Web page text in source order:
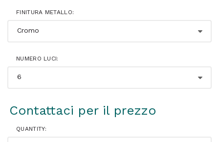
FINITURA METALLO:
NUMERO LUCI:
Contattaci per il prezzo
QUANTITY: